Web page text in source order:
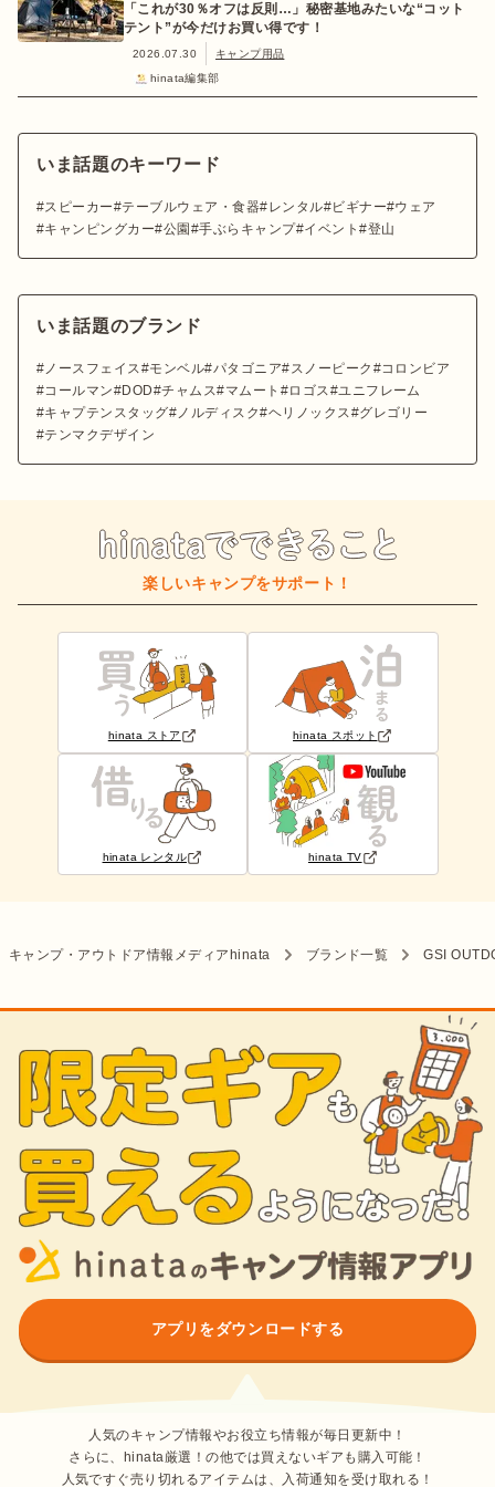
「これが30％オフは反則…」秘密基地みたいな“コット
テント”が今だけお買い得です！
2026.07.30
キャンプ用品
hinata編集部
いま話題のキーワード
スピーカー テーブルウェア・食器 レンタル ビギナー
ウェア
キャンピングカー 公園 手ぶらキャンプ イベント 登山
いま話題のブランド
ノースフェイス モンベル パタゴニア スノーピーク
コロンビア
コールマン
DOD チャムス マムート ロゴス
ユニフレーム
キャプテンスタッグ
ノルディスク ヘリノックス
グレゴリー
テンマクデザイン
楽しいキャンプをサポート！
hinata ストア hinata スポット
hinata レンタル hinata TV
キャンプ・アウトドア情報メディアhinata ブランド一覧 GSI
アプリをダウンロードする
人気のキャンプ情報やお役立ち情報が毎日更新中！
さらに、hinata厳選！の他では買えないギアも購入可能！
人気ですぐ売り切れるアイテムは、入荷通知を受け取れる！